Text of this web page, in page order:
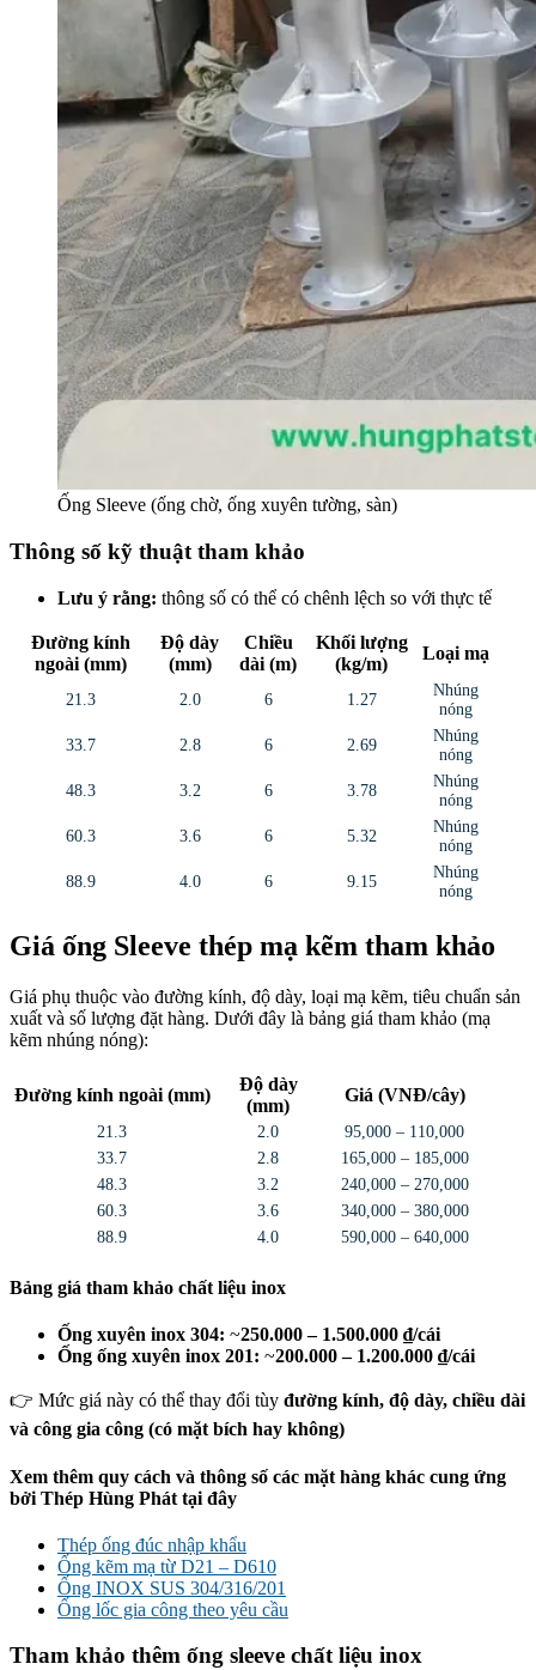
Ống Sleeve (ống chờ, ống xuyên tường, sàn)
Thông số kỹ thuật tham khảo
Lưu ý rằng: thông số có thể có chênh lệch so với thực tế
Đường kính
ngoài (mm)
Độ dày
(mm)
Chiều
dài (m)
Khối lượng
(kg/m)
Loại mạ
21.3 2.0 6 1.27
Nhúng
nóng
33.7
2.8 6 2.69
Nhúng
nóng
48.3
3.2 6 3.78
Nhúng
nóng
60.3
3.6 6 5.32
Nhúng
nóng
88.9
4.0 6 9.15
Nhúng
nóng
Giá ống Sleeve thép mạ kẽm tham khảo
Giá phụ thuộc vào đường kính, độ dày, loại mạ kẽm, tiêu chuẩn sản
xuất và số lượng đặt hàng. Dưới đây là bảng giá tham khảo (mạ
kẽm nhúng nóng):
Đường kính ngoài (mm)
Độ dày
(mm)
Giá (VNĐ/cây)
21.3 2.0
95,000 – 110,000
33.7
2.8
165,000 – 185,000
48.3
3.2
240,000 – 270,000
60.3
3.6
340,000 – 380,000
88.9
4.0 590,000 – 640,000
Bảng giá tham khảo chất liệu inox
Ống xuyên inox 304: ~250.000 – 1.500.000 ₫/cái
Ống ống xuyên inox 201: ~200.000 – 1.200.000 ₫/cái
👉 Mức giá này có thể thay đổi tùy đường kính, độ dày, chiều dài
và công gia công (có mặt bích hay không)
Xem thêm quy cách và thông số các mặt hàng khác cung ứng
bởi Thép Hùng Phát tại đây
Thép ống đúc nhập khẩu
Ống kẽm mạ từ D21 – D610
Ống INOX SUS 304/316/201
Ống lốc gia công theo yêu cầu
Tham khảo thêm ống sleeve chất liệu inox